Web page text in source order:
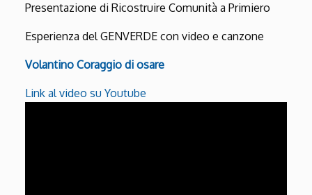
Presentazione di Ricostruire Comunità a Primiero
Esperienza del GENVERDE con video e canzone
Volantino Coraggio di osare
Link al video su Youtube